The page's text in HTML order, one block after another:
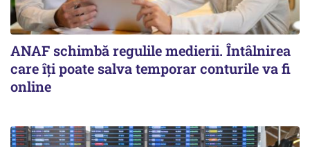
ANAF schimbă regulile medierii. Întâlnirea
care îți poate salva temporar conturile va fi
online